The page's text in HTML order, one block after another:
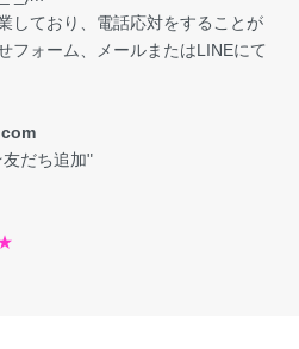
しており、電話応対をすることが
フォーム、メールまたはLINEにて
だち追加"